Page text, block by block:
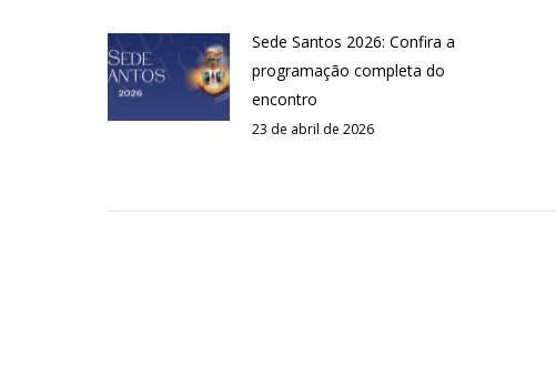
Sede Santos 2026: Confira a
programação completa do
encontro
23 de abril de 2026